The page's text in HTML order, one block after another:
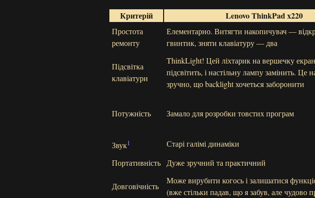
Критерій Lenovo ThinkPad x220
Простота
ремонту
Елементарно. Витягти накопичувач —
гвинтик, зняти клавіатуру — два
Підсвітка
клавіатури
ThinkLight! Цей ліхтарик на вершечку
підсвітить, і настільну лампу замінить. Це
зручно, що backlight хочеться заборонити
Потужність Замало для розробки товстих програм
Звук1 Старі галімі динаміки
Портативність
Дуже зручний та практичний
Довговічність
Може вирубити когось і залишатися
(вже стільки падав, що я забув, але чудово